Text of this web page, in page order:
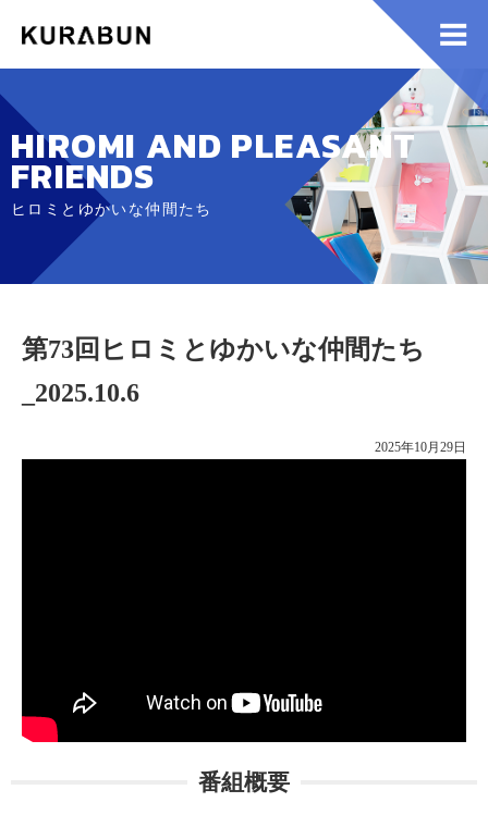
HIROMI AND PLEASANT
FRIENDS
ヒロミとゆかいな仲間たち
第73回ヒロミとゆかいな仲間たち
_2025.10.6
2025年10月29日
番組概要